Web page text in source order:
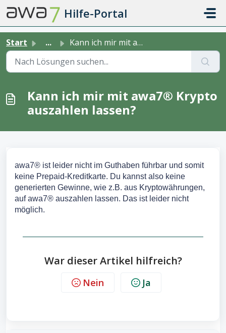
Zum hauptsächlichen Inhalt gehen
Hilfe-Portal
Start ... Kann ich mir mit awa7® Krypto auszahlen lassen?
Kann ich mir mit awa7® Krypto
auszahlen lassen?
awa7® ist leider nicht im Guthaben führbar und somit
keine Prepaid-Kreditkarte. Du kannst also keine
generierten Gewinne, wie z.B. aus Kryptowährungen,
auf awa7® auszahlen lassen. Das ist leider nicht
möglich.
War dieser Artikel hilfreich?
Nein Ja